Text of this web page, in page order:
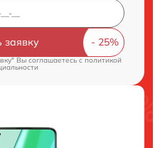
заявку
Вы соглашаетесь c политикой